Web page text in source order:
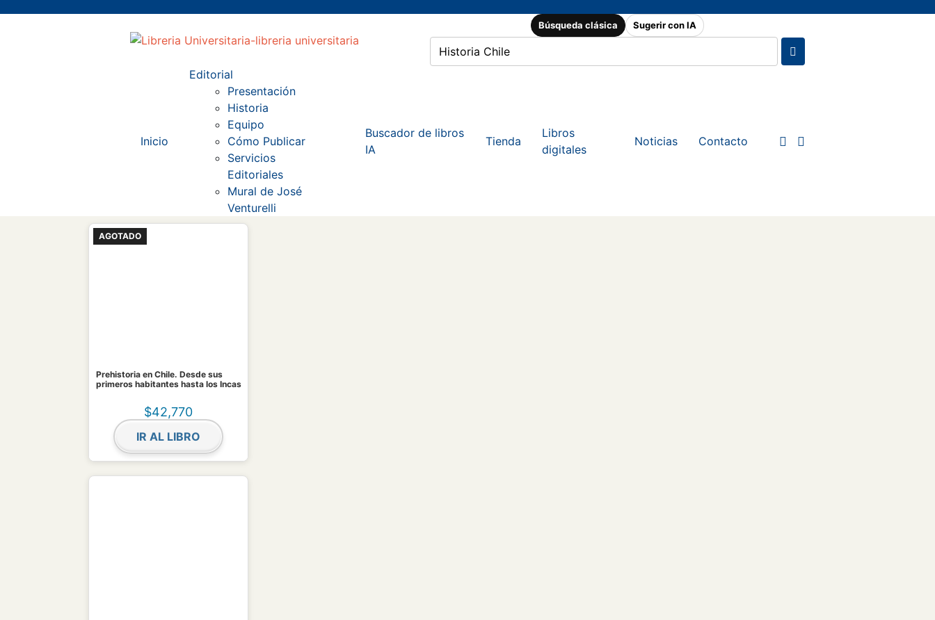
Búsqueda clásica Sugerir con IA
Inicio
Editorial
Presentación
Historia
Equipo
Cómo Publicar
Servicios
Editoriales
Mural de José
Venturelli
Buscador de libros
IA
Tienda
Libros
digitales
Noticias Contacto
AGOTADO
Prehistoria en Chile. Desde sus
primeros habitantes hasta los Incas
$42,770
IR AL LIBRO